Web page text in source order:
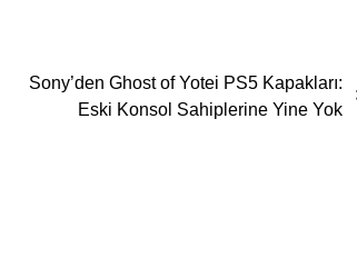
Sony’den Ghost of Yotei PS5 Kapakları:
Eski Konsol Sahiplerine Yine Yok